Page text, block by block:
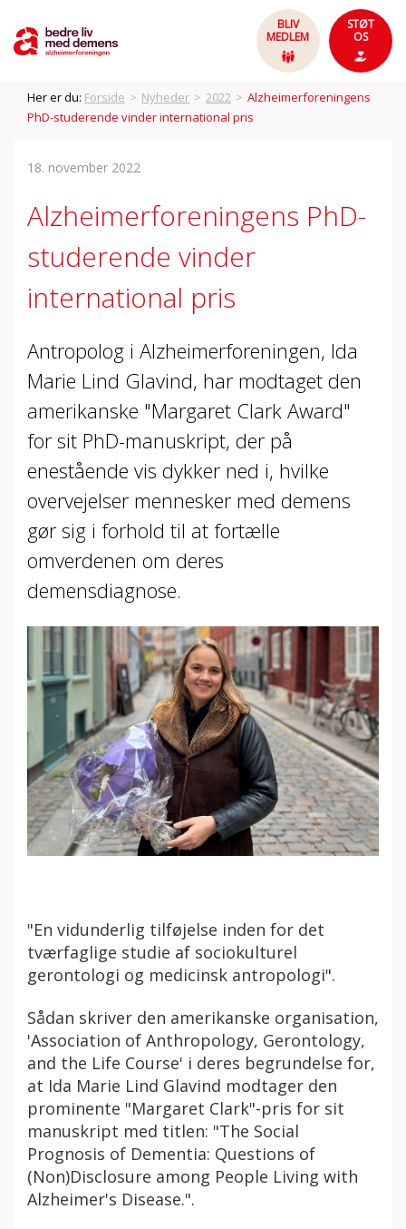
BLIV
MEDLEM
STØT
OS
Her er du: Forside > Nyheder > 2022 > Alzheimerforeningens
PhD-studerende vinder international pris
18. november 2022
Alzheimerforeningens PhD-
studerende vinder
international pris
Antropolog i Alzheimerforeningen, Ida
Marie Lind Glavind, har modtaget den
amerikanske "Margaret Clark Award"
for sit PhD-manuskript, der på
enestående vis dykker ned i, hvilke
overvejelser mennesker med demens
gør sig i forhold til at fortælle
omverdenen om deres
demensdiagnose.
"En vidunderlig tilføjelse inden for det
tværfaglige studie af sociokulturel
gerontologi og medicinsk antropologi".
Sådan skriver den amerikanske organisation,
'Association of Anthropology, Gerontology,
and the Life Course' i deres begrundelse for,
at Ida Marie Lind Glavind modtager den
prominente "Margaret Clark"-pris for sit
manuskript med titlen: "The Social
Prognosis of Dementia: Questions of
(Non)Disclosure among People Living with
Alzheimer's Disease.".